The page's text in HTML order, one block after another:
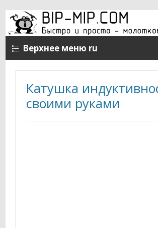
Верхнее меню ru
Катушка
своими руками